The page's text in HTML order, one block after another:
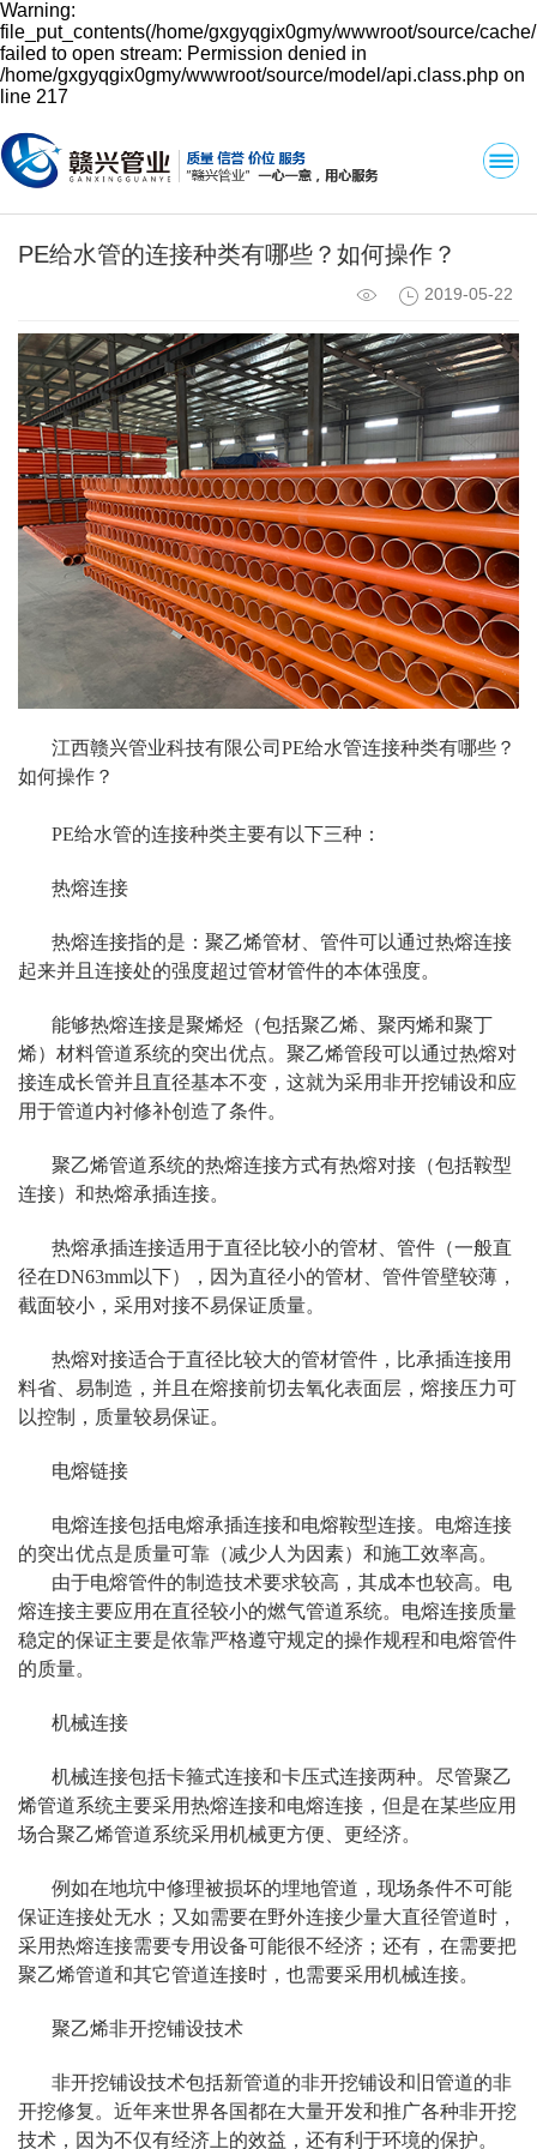
Warning:
file_put_contents(/home/gxgyqgix0gmy/wwwroot/source/
failed to open stream: Permission denied in
/home/gxgyqgix0gmy/wwwroot/source/model/api.class.php on
line 217
PE给水管的连接种类有哪些？如何操作？
2019-05-22
江西赣兴管业科技有限公司PE给水管连接种类有哪些？
如何操作？
PE给水管的连接种类主要有以下三种：
热熔连接
热熔连接指的是：聚乙烯管材、管件可以通过热熔连接
起来并且连接处的强度超过管材管件的本体强度。
能够热熔连接是聚烯烃（包括聚乙烯、聚丙烯和聚丁
烯）材料管道系统的突出优点。聚乙烯管段可以通过热熔对
接连成长管并且直径基本不变，这就为采用非开挖铺设和应
用于管道内衬修补创造了条件。
聚乙烯管道系统的热熔连接方式有热熔对接（包括鞍型
连接）和热熔承插连接。
热熔承插连接适用于直径比较小的管材、管件（一般直
径在DN63mm以下），因为直径小的管材、管件管壁较薄，
截面较小，采用对接不易保证质量。
热熔对接适合于直径比较大的管材管件，比承插连接用
料省、易制造，并且在熔接前切去氧化表面层，熔接压力可
以控制，质量较易保证。
电熔链接
电熔连接包括电熔承插连接和电熔鞍型连接。电熔连接
的突出优点是质量可靠（减少人为因素）和施工效率高。
由于电熔管件的制造技术要求较高，其成本也较高。电
熔连接主要应用在直径较小的燃气管道系统。电熔连接质量
稳定的保证主要是依靠严格遵守规定的操作规程和电熔管件
的质量。
机械连接
机械连接包括卡箍式连接和卡压式连接两种。尽管聚乙
烯管道系统主要采用热熔连接和电熔连接，但是在某些应用
场合聚乙烯管道系统采用机械更方便、更经济。
例如在地坑中修理被损坏的埋地管道，现场条件不可能
保证连接处无水；又如需要在野外连接少量大直径管道时，
采用热熔连接需要专用设备可能很不经济；还有，在需要把
聚乙烯管道和其它管道连接时，也需要采用机械连接。
聚乙烯非开挖铺设技术
非开挖铺设技术包括新管道的非开挖铺设和旧管道的非
开挖修复。近年来世界各国都在大量开发和推广各种非开挖
技术，因为不仅有经济上的效益，还有利于环境的保护。